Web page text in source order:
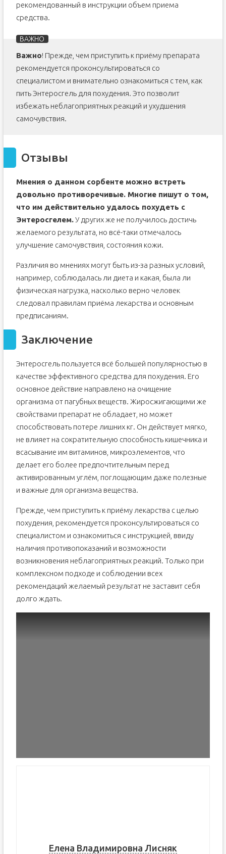
рекомендованный в инструкции объем приема
средства.
Важно! Прежде, чем приступить к приёму препарата
рекомендуется проконсультироваться со
специалистом и внимательно ознакомиться с тем, как
пить Энтеросгель для похудения. Это позволит
избежать неблагоприятных реакций и ухудшения
самочувствия.
Отзывы
Мнения о данном сорбенте можно встреть
довольно противоречивые. Многие пишут о том,
что им действительно удалось похудеть с
Энтеросгелем.У других же не получилось достичь
желаемого результата, но всё-таки отмечалось
улучшение самочувствия, состояния кожи.
Различия во мнениях могут быть из-за разных условий,
например, соблюдалась ли диета и какая, была ли
физическая нагрузка, насколько верно человек
следовал правилам приёма лекарства и основным
предписаниям.
Заключение
Энтеросгель пользуется всё большей популярностью в
качестве эффективного средства для похудения. Его
основное действие направлено на очищение
организма от пагубных веществ. Жиросжигающими же
свойствами препарат не обладает, но может
способствовать потере лишних кг. Он действует мягко,
не влияет на сократительную способность кишечника и
всасывание им витаминов, микроэлементов, что
делает его более предпочтительным перед
активированным углём, поглощающим даже полезные
и важные для организма вещества.
Прежде, чем приступить к приёму лекарства с целью
похудения, рекомендуется проконсультироваться со
специалистом и ознакомиться с инструкцией, ввиду
наличия противопоказаний и возможности
возникновения неблагоприятных реакций. Только при
комплексном подходе и соблюдении всех
рекомендаций желаемый результат не заставит себя
долго ждать.
Елена Владимировна Лисняк